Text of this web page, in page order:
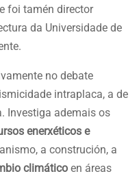
foi tamén director
da Universidade de
no debate
intraplaca, a de
Investiga ademais os
enerxéticos e
a construción, a
climático en áreas